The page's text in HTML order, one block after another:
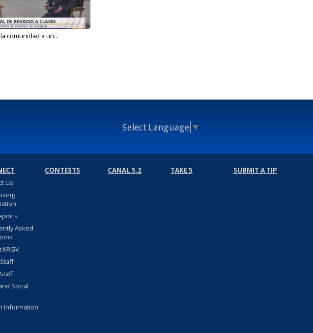
comunidad a un...
Select Language ▼
Us
Asked
KRGV
Social
Information
CONTESTS CANAL 5.2 TAKE 5 SUBMIT A TIP